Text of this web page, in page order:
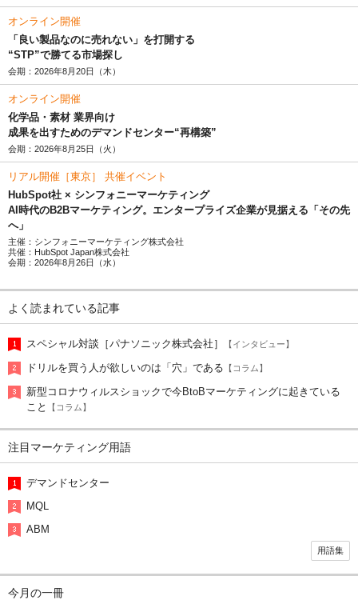
オンライン開催
「良い製品なのに売れない」を打開する
“STP”で勝てる市場探し
会期：2026年8月20日（木）
オンライン開催
化学品・素材 業界向け
成果を出すためのデマンドセンター“再構築”
会期：2026年8月25日（火）
リアル開催［東京］ 共催イベント
HubSpot社 × シンフォニーマーケティング
AI時代のB2Bマーケティング。エンタープライズ企業が見据える「その先
へ」
主催：シンフォニーマーケティング株式会社
共催：HubSpot Japan株式会社
会期：2026年8月26日（水）
よく読まれている記事
スペシャル対談［パナソニック株式会社］ 【インタビュー】
ドリルを買う人が欲しいのは「穴」である 【コラム】
新型コロナウィルスショックで今BtoBマーケティングに起きている
こと
【コラム】
注目マーケティング用語
デマンドセンター
MQL
ABM
用語集
今月の一冊